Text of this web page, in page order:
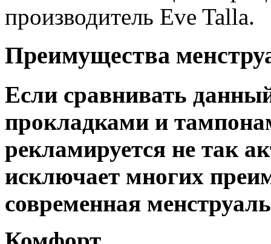
производитель Eve Talla.
Преимущества
Если сравнивать
прокладками и
рекламируется не так
исключает многих
современная